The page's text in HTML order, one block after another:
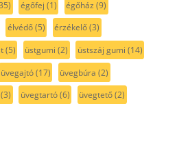
égőfej (1) égőház (9)
élvédő(5) érzékelő(3)
(5) üstgumi (2) üstszáj gumi (14)
üvegajtó(17) üvegbúra (2)
(3) üvegtartó(6) üvegtető(2)